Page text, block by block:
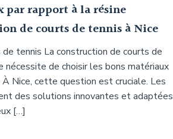
par rapport à la résine
de courts de tennis à Nice
tennis La construction de courts de
de choisir les bons matériaux
Nice, cette question est cruciale. Les
des solutions innovantes et adaptées
[…]